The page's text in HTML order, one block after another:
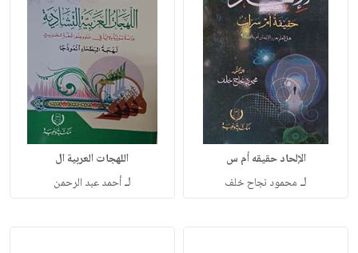
الإلحاد حقيقه أم س
لـ محمود نجاح خلف
اللهجات العربية ال
لـأحمد عبد الرحمن